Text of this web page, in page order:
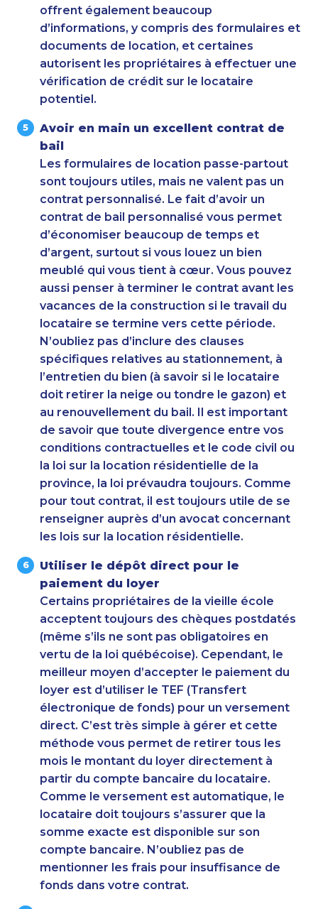
offrent également beaucoup
d’informations, y compris des formulaires et
documents de location, et certaines
autorisent les propriétaires à effectuer une
vérification de crédit sur le locataire
potentiel.
Avoir en main un excellent contrat de
bail
Les formulaires de location passe-partout
sont toujours utiles, mais ne valent pas un
contrat personnalisé. Le fait d’avoir un
contrat de bail personnalisé vous permet
d’économiser beaucoup de temps et
d’argent, surtout si vous louez un bien
meublé qui vous tient à cœur. Vous pouvez
aussi penser à terminer le contrat avant les
vacances de la construction si le travail du
locataire se termine vers cette période.
N’oubliez pas d’inclure des clauses
spécifiques relatives au stationnement, à
l’entretien du bien (à savoir si le locataire
doit retirer la neige ou tondre le gazon) et
au renouvellement du bail. Il est important
de savoir que toute divergence entre vos
conditions contractuelles et le code civil ou
la loi sur la location résidentielle de la
province, la loi prévaudra toujours. Comme
pour tout contrat, il est toujours utile de se
renseigner auprès d’un avocat concernant
les lois sur la location résidentielle.
Utiliser le dépôt direct pour le
paiement du loyer
Certains propriétaires de la vieille école
acceptent toujours des chèques postdatés
(même s’ils ne sont pas obligatoires en
vertu de la loi québécoise). Cependant, le
meilleur moyen d’accepter le paiement du
loyer est d’utiliser le TEF (Transfert
électronique de fonds) pour un versement
direct. C’est très simple à gérer et cette
méthode vous permet de retirer tous les
mois le montant du loyer directement à
partir du compte bancaire du locataire.
Comme le versement est automatique, le
locataire doit toujours s’assurer que la
somme exacte est disponible sur son
compte bancaire. N’oubliez pas de
mentionner les frais pour insuffisance de
fonds dans votre contrat.